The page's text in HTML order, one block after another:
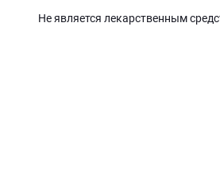
Не является лекарственным